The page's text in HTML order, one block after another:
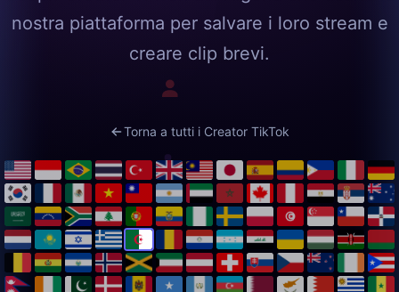
nostra piattaforma per salvare i loro stream e
creare clip brevi.
Torna a tutti i Creator TikTok